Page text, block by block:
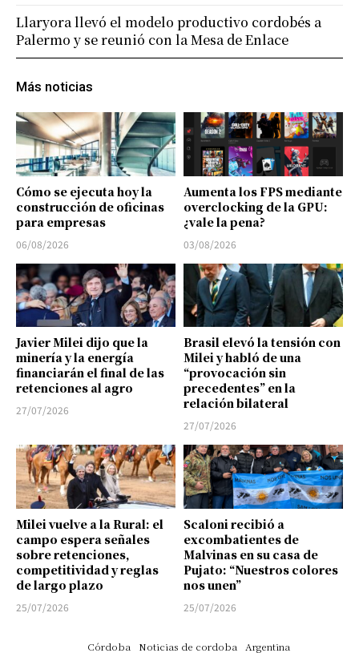
Más noticias
Cómo se ejecuta hoy la
construcción de oficinas
para empresas
06/08/2026
Aumenta los FPS mediante
overclocking de la GPU:
¿vale la pena?
03/08/2026
Javier Milei dijo que la
minería y la energía
financiarán el final de las
retenciones al agro
27/07/2026
Brasil elevó la tensión con
Milei y habló de una
“provocación sin
precedentes” en la
relación bilateral
27/07/2026
Milei vuelve a la Rural: el
campo espera señales
sobre retenciones,
competitividad y reglas
de largo plazo
25/07/2026
Scaloni recibió a
excombatientes de
Malvinas en su casa de
Pujato: “Nuestros colores
nos unen”
25/07/2026
Córdoba Noticias de cordoba Argentina
Llaryora llevó el modelo productivo cordobés a
Palermo y se reunió con la Mesa de Enlace